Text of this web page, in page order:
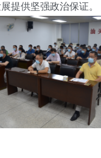
提供坚强政治保证。